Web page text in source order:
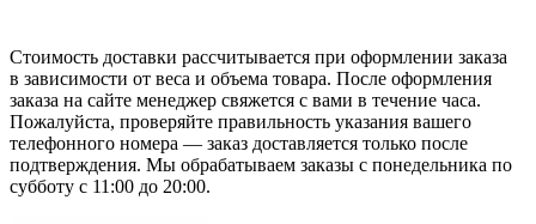
Стоимость доставки рассчитывается при оформлении заказа
в зависимости от веса и объема товара. После оформления
заказа на сайте менеджер свяжется с вами в течение часа.
Пожалуйста, проверяйте правильность указания вашего
телефонного номера — заказ доставляется только после
подтверждения. Мы обрабатываем заказы с понедельника по
субботу с 11:00 до 20:00.